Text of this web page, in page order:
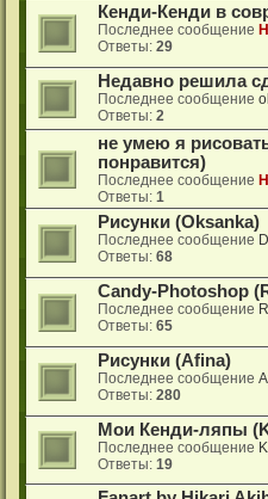
Кенди-Кенди в
Последнее сообщение
Ответы: 29
Недавно решила
Последнее сообщение
Ответы: 2
не умею я
понравится)
Последнее сообщение
Ответы: 1
Рисунки (Oksanka)
Последнее сообщение
Ответы: 68
Candy-Photoshop
Последнее сообщение
Ответы: 65
Рисунки (Afina)
Последнее сообщение
Ответы: 280
Мои Кенди-ляпы
Последнее сообщение
Ответы: 19